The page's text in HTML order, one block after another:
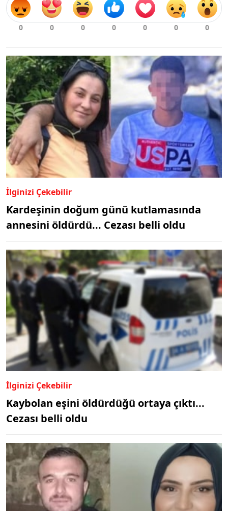
İlginizi Çekebilir
Kardeşinin doğum günü kutlamasında
annesini öldürdü... Cezası belli oldu
İlginizi Çekebilir
Kaybolan eşini öldürdüğü ortaya çıktı...
Cezası belli oldu